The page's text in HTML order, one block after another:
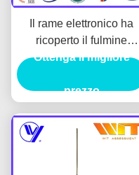
Il rame elettronico ha
ricoperto il fulmine
d'acciaio Rod For Power
Ottenga il migliore
prezzo